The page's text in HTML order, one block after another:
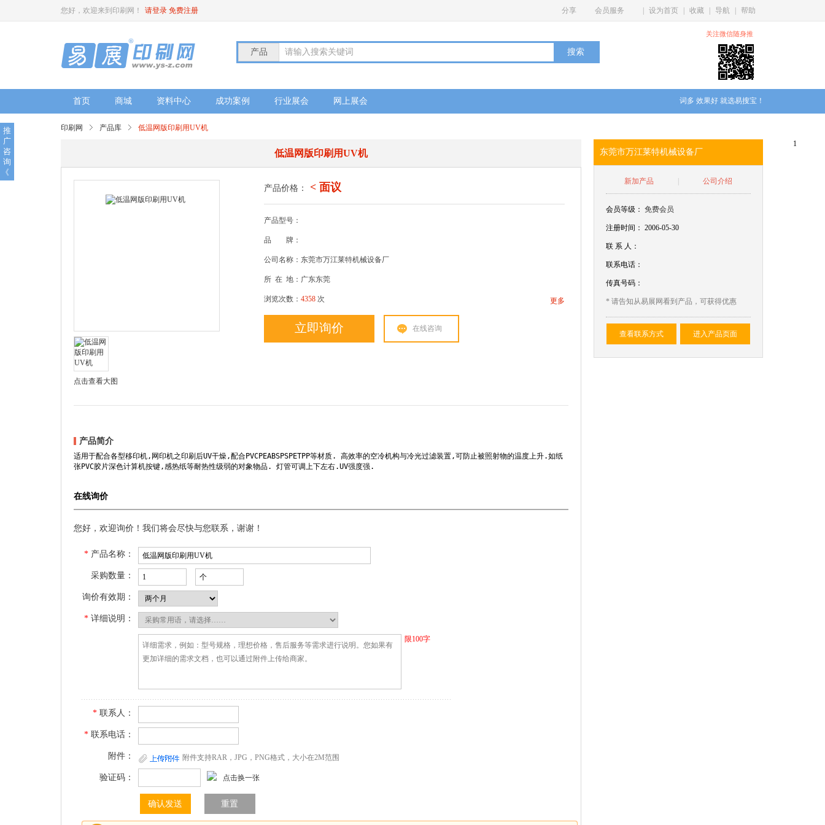
您好，欢迎来到印刷网！ 请登录 免费注册 分享 会员服务 设为首页 收藏 导航 帮助
产品 请输入搜索关键词
关注微信随身推
首页 商城 资料中心 成功案例 行业展会 网上展会 词多 效果好 就选易搜宝！
印刷网 产品库 低温网版印刷用UV机
低温网版印刷用UV机
点击查看大图
产品价格： < 面议
产品型号：
品 牌：
公司名称：东莞市万江莱特机械设备厂
所 在 地：广东东莞
浏览次数： 4358 次 更多
立即询价 在线咨询
产品简介
适用于配合各型移印机,网印机之印刷后UV干燥,配合PVCPEABSPSPETPP等材质. 高效率的空冷机构与冷光过滤装置,可防止被照射物的温度上升.如纸
张PVC胶片深色计算机按键,感热纸等耐热性级弱的对象物品. 灯管可调上下左右.UV强度强.
在线询价
您好，欢迎询价！我们将会尽快与您联系，谢谢！
* 产品名称：
采购数量：
询价有效期：
* 详细说明：
限100字
* 联系人：
* 联系电话：
附件： 附件支持RAR，JPG，PNG格式，大小在2M范围
验证码： 点击换一张
东莞市万江莱特机械设备厂
新加产品 公司介绍
会员等级：免费会员
注册时间： 2006-05-30
联 系 人：
联系电话：
传真号码：
* 请告知从易展网看到产品，可获得优惠
查看联系方式 进入产品页面
推
广
咨
询
《
1